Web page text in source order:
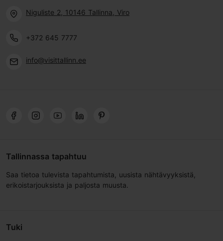
Niguliste 2, 10146 Tallinna, Viro
+372 645 7777
info@visittallinn.ee
Tallinnassa tapahtuu
Saa tietoa tulevista tapahtumista, uusista nähtävyyksistä,
erikoistarjouksista ja paljosta muusta.
Tuki